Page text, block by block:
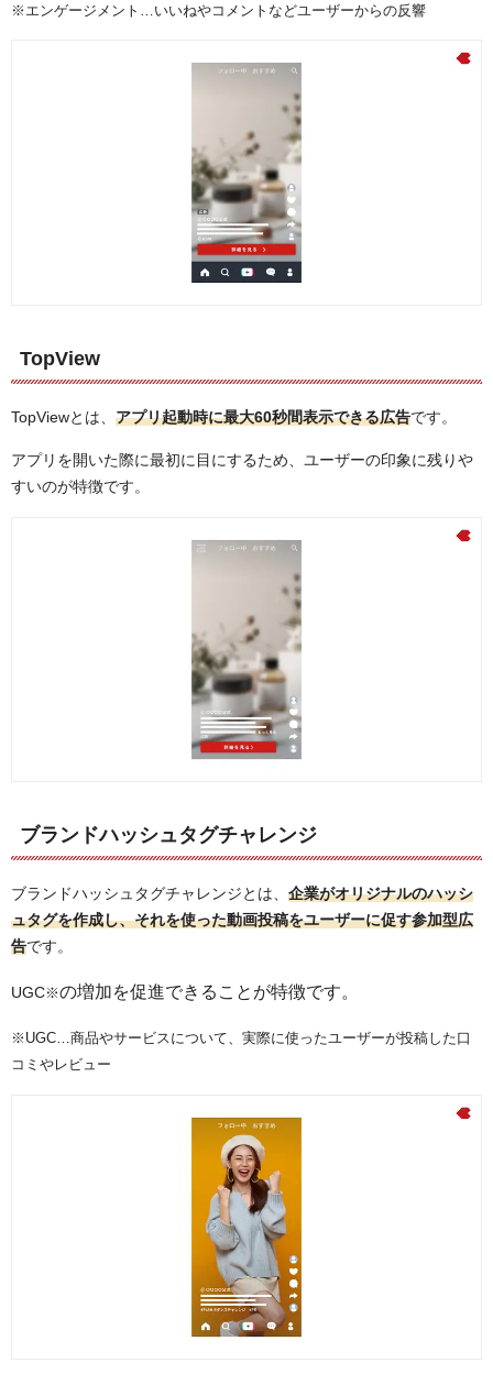
※エンゲージメント…いいねやコメントなどユーザーからの反響
TopView
TopViewとは、 アプリ起動時に最大60秒間表示できる広告です。
アプリを開いた際に最初に目にするため、ユーザーの印象に残りや
すいのが特徴です。
ブランドハッシュタグチャレンジ
ブランドハッシュタグチャレンジとは、 企業がオリジナルのハッシ
ュタグを作成し、それを使った動画投稿をユーザーに促す参加型広
告です。
UGC※の増加を促進できることが特徴です。
※UGC…商品やサービスについて、実際に使ったユーザーが投稿した口
コミやレビュー